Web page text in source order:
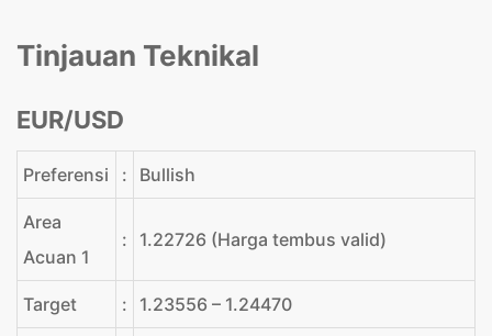
Tinjauan Teknikal
EUR/USD
Preferensi : Bullish
Area
Acuan 1
: 1.22726 (Harga tembus valid)
Target : 1.23556 – 1.24470